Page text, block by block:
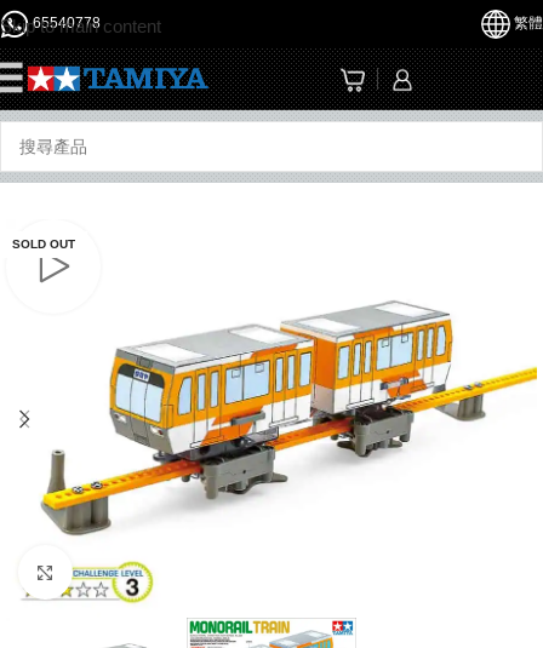
Skip to main content
65540778 繁體
SOLD OUT
Click to enlarge